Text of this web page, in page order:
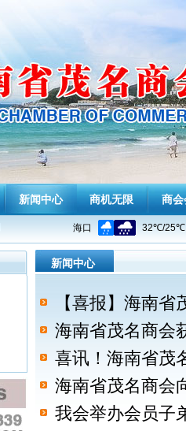
新闻中心 商机无限 商会
新闻中心
【喜报】海南
海南省茂名商会
喜讯！海南省茂
海南省茂名商会
我会举办会员子